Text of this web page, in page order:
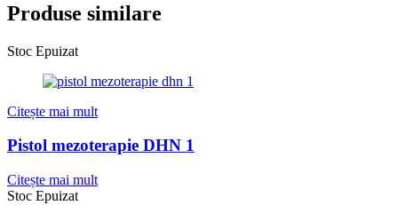
Produse similare
Stoc Epuizat
Citește mai mult
Pistol mezoterapie DHN 1
Citește mai mult
Stoc Epuizat